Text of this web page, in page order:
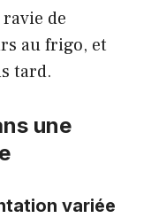
de
au frigo, et
tard.
une
variée